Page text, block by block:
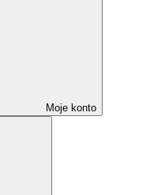
Moje konto